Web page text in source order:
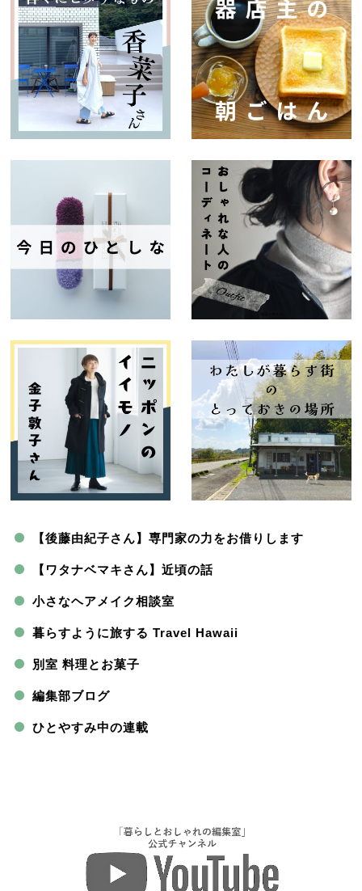
【後藤由紀子さん】専門家の力をお借りします
【ワタナベマキさん】近頃の話
小さなヘアメイク相談室
暮らすように旅する Travel Hawaii
別室 料理とお菓子
編集部ブログ
ひとやすみ中の連載